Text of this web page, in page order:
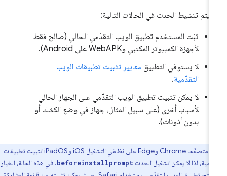
يتم تنشيط الحدث في الحالات التالية:
ثبّت المستخدم تطبيق الويب التقدّمي الحالي (صالح فقط
لأجهزة الكمبيوتر المكتبي وWebAPK على Android).
لا يستوفي التطبيقمعايير تثبيت تطبيقات الويب
التقدّمية.
لا يمكن تثبيت تطبيق الويب التقدّمي على الجهاز الحالي
لأسباب أخرى (على سبيل المثال، جهاز في وضع الكشك أو
بدون أذونات).
لا يتيح متصفّحا Chrome وEdge على نظامَي التشغيل iOS وiPadOS تثبيت تطبيقات
لذا لا يمكن تشغيل الحدثbeforeinstallprompt. في هذه الحالة، الخيار